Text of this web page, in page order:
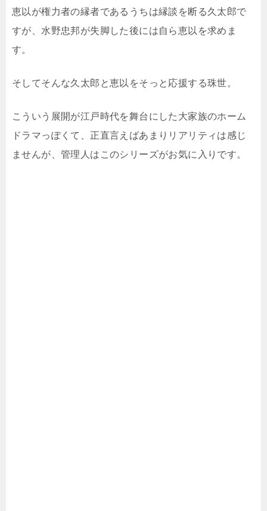
恵以が権力者の縁者であるうちは縁談を断る久太郎で
すが、水野忠邦が失脚した後には自ら恵以を求めま
す。
そしてそんな久太郎と恵以をそっと応援する珠世。
こういう展開が江戸時代を舞台にした大家族のホーム
ドラマっぽくて、正直言えばあまりリアリティは感じ
ませんが、管理人はこのシリーズがお気に入りです。